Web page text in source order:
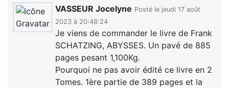
VASSEUR Jocelyne Posté le jeudi 17 août
2023 à 20:48:24
Je viens de commander le livre de Frank
SCHATZING, ABYSSES. Un pavé de 885
pages pesant 1,100Kg.
Pourquoi ne pas avoir édité ce livre en 2
Tomes. 1ère partie de 389 pages et la